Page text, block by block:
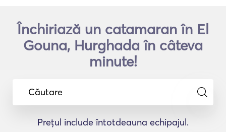
Închiriază un catamaran în El
Gouna, Hurghada în câteva
minute!
Căutare
Prețul include întotdeauna echipajul.